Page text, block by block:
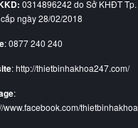
0314896242 do Sở KHĐT Tp.
ngày 28/02/2018
: 0877 240 240
: http://thietbinhakhoa247.com/
:
www.facebook.com/thietbinhakhoa